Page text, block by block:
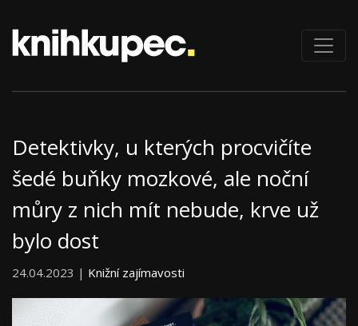
Detektivky, u kterých procvičíte
šedé buňky mozkové, ale noční
můry z nich mít nebude, krve už
bylo dost
24.04.2023 | Knižní zajímavosti